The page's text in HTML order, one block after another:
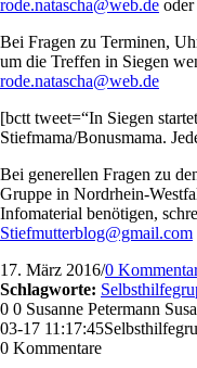
rode.natascha@web.de
Bei Fragen zu Terminen,
um die Treffen in Siegen
rode.natascha@web.de
[bctt tweet=“In Siegen
Stiefmama/Bonusmama.
Bei generellen Fragen zu
Gruppe in Nordrhein-
Infomaterial benötigen,
Stiefmutterblog@gmail.com
17. März 2016/0
Schlagworte:
0 0 Susanne Petermann
03-17 11:17:45
0 Kommentare